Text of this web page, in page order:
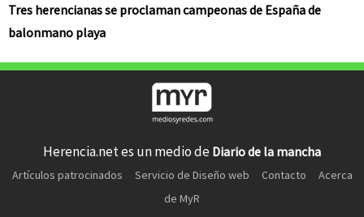
Tres herencianas se proclaman campeonas de España de
balonmano playa
Herencia.net es un medio de Diario de la mancha
Artículos patrocinados Servicio de Diseño web Contacto
Acerca
de MyR